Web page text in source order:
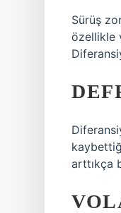
Sürüş
özellikle
arttıkça